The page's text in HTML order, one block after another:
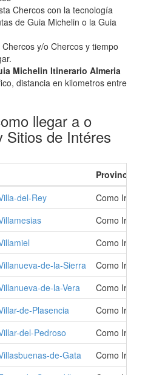
Chercos con la tecnología
de Guia Michelin o la Guia
y/o Chercos y tiempo
Michelin Itinerario Almeria
distancia en kilometros entre
llegar a o
Sitios de Intéres
Provincia
del-Rey
Como Ir a
Como Ir a
Como Ir a
de-la-Sierra
Como Ir a
de-la-Vera
Como Ir a
de-Plasencia
Como Ir a
del-Pedroso
Como Ir a
de-Gata
Como Ir a